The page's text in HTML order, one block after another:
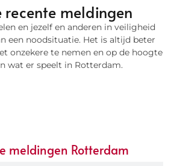
recente meldingen
en jezelf en anderen in veiligheid
een noodsituatie. Het is altijd beter
onzekere te nemen en op de hoogte
wat er speelt in Rotterdam.
meldingen Rotterdam